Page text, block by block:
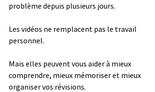
problème depuis plusieurs jours.
Les vidéos ne remplacent pas le travail
personnel.
Mais elles peuvent vous aider à mieux
comprendre, mieux mémoriser et mieux
organiser vos révisions.